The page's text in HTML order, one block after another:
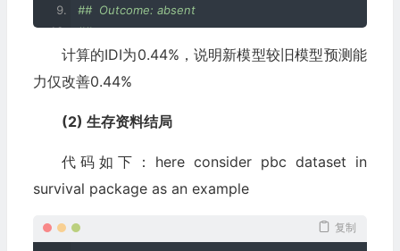
## https://github.com/pbs-software
pstd<-mstd$fitted. values
pnew<-mnew$fitted
##  Outcome: absent
##
##              Updated Model
## Initial Model [0,0.2) [0.2,0.4) [0.4,1]  % reclassified
##     [0.2,0.4)       3        22       0              12
##
##  Outcome: present
##              Updated Model
## Initial Model [0,0.2) [0.2,0.4) [0.4,1]  % reclassified
计算的IDI为0.44%，说明新模型较旧模型预测能
力仅改善0.44%
(2) 生存资料结局
代码如下：here consider pbc dataset in
survival package as an example
复制